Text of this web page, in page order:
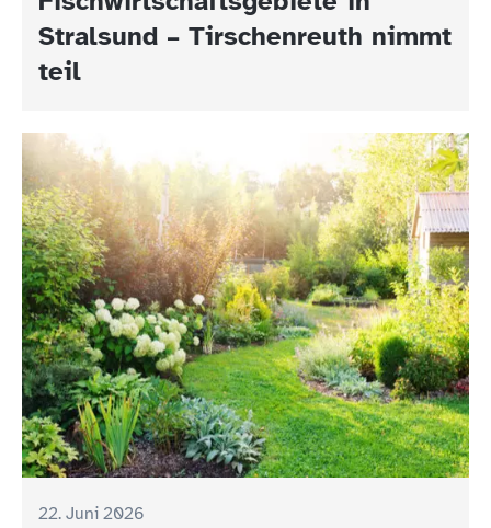
Stralsund – Tirschenreuth nimmt
teil
22. Juni 2026